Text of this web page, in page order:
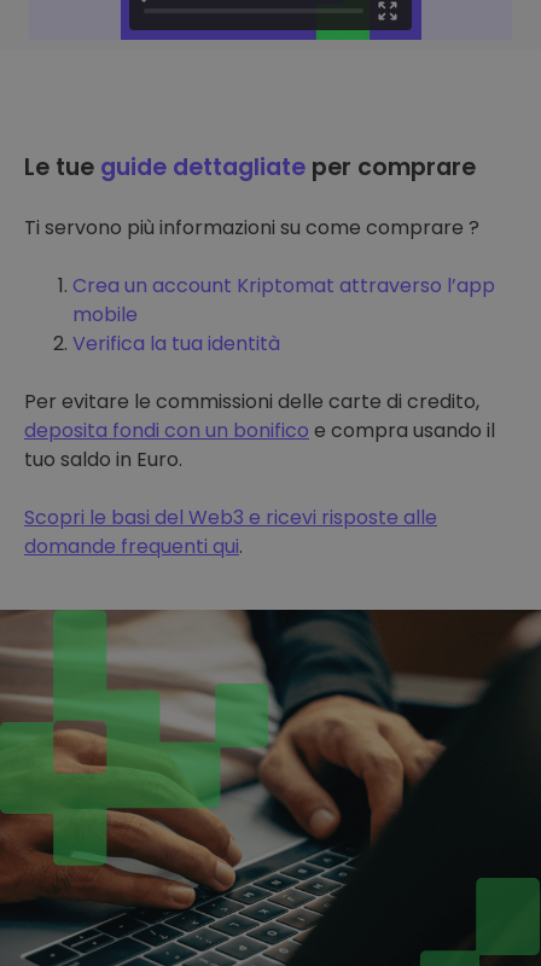
Le tue guide dettagliate per comprare
Ti servono più informazioni su come comprare ?
Crea un account Kriptomat attraverso l’app
mobile
Verifica la tua identità
Per evitare le commissioni delle carte di credito,
deposita fondi con un bonifico e compra usando il
tuo saldo in Euro.
Scopri le basi del Web3 e ricevi risposte alle
domande frequenti qui.